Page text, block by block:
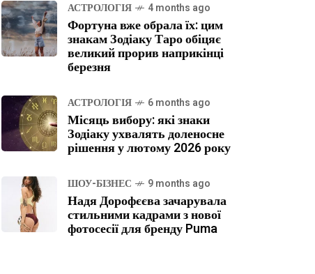
АСТРОЛОГІЯ 4 months ago
Фортуна вже обрала їх: цим
знакам Зодіаку Таро обіцяє
великий прорив наприкінці
березня
АСТРОЛОГІЯ 6 months ago
Місяць вибору: які знаки
Зодіаку ухвалять доленосне
рішення у лютому 2026 року
ШОУ-БІЗНЕС 9 months ago
Надя Дорофєєва зачарувала
стильними кадрами з нової
фотосесії для бренду Puma